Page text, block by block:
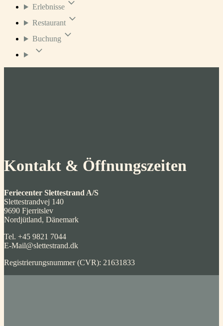
Erlebnisse
Restaurant
Buchung
Kontakt & Öffnungszeiten
Feriecenter Slettestrand A/S
Slettestrandvej 140
9690 Fjerritslev
Nordjütland, Dänemark
Tel. +45 9821 7044
E-Mail@slettestrand.dk
Registrierungsnummer (CVR): 21631833